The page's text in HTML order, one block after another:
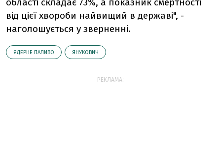
від цієї хвороби найвищий в державі", -
наголошується у зверненні.
ЯДЕРНЕ ПАЛИВО ЯНУКОВИЧ
РЕКЛАМА: